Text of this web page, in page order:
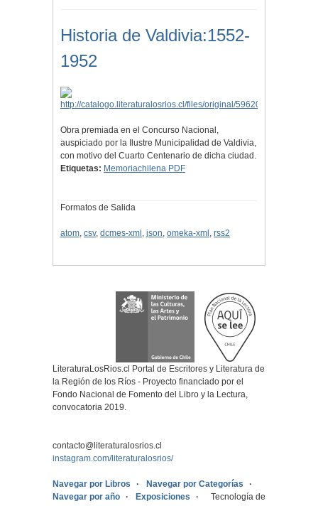
Historia de Valdivia:1552-
1952
Obra premiada en el Concurso Nacional,
auspiciado por la Ilustre Municipalidad de Valdivia,
con motivo del Cuarto Centenario de dicha ciudad.
Etiquetas: Memoriachilena PDF
Formatos de Salida
atom, csv, dcmes-xml , json, omeka-xml , rss2
LiteraturaLosRios.cl Portal de Escritores y Literatura de
la Región de los Ríos - Proyecto financiado por el
Fondo Nacional de Fomento del Libro y la Lectura,
convocatoria 2019.
contacto@literaturalosrios.cl
instagram.com/literaturalosrios/
Navegar por Libros
Navegar por Categorías
Navegar por año
Exposiciones
Tecnología de